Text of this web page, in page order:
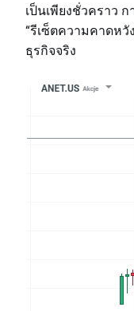
เป็นเพียงชั่วคราว
“รีเซ็ตความคาดห
ธุรกิจจริง